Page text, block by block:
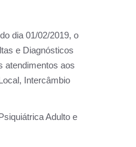
dia 01/02/2019, o
e Diagnósticos
atendimentos aos
Intercâmbio
Adulto e